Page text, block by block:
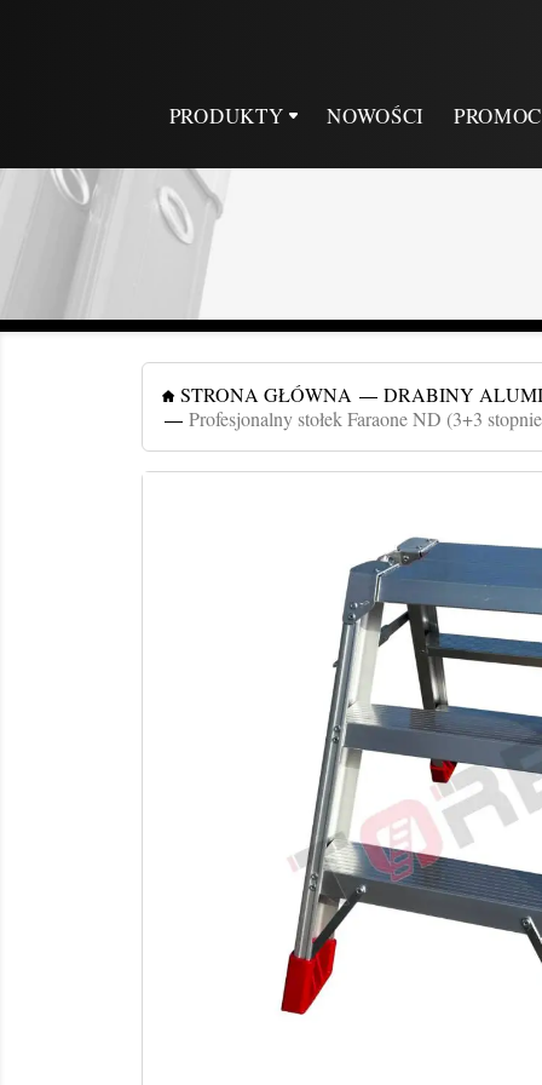
PRODUKTY NOWOŚCI
STRONA GŁÓWNA
DRABINY
Profesjonalny stołek Faraone ND (3+3